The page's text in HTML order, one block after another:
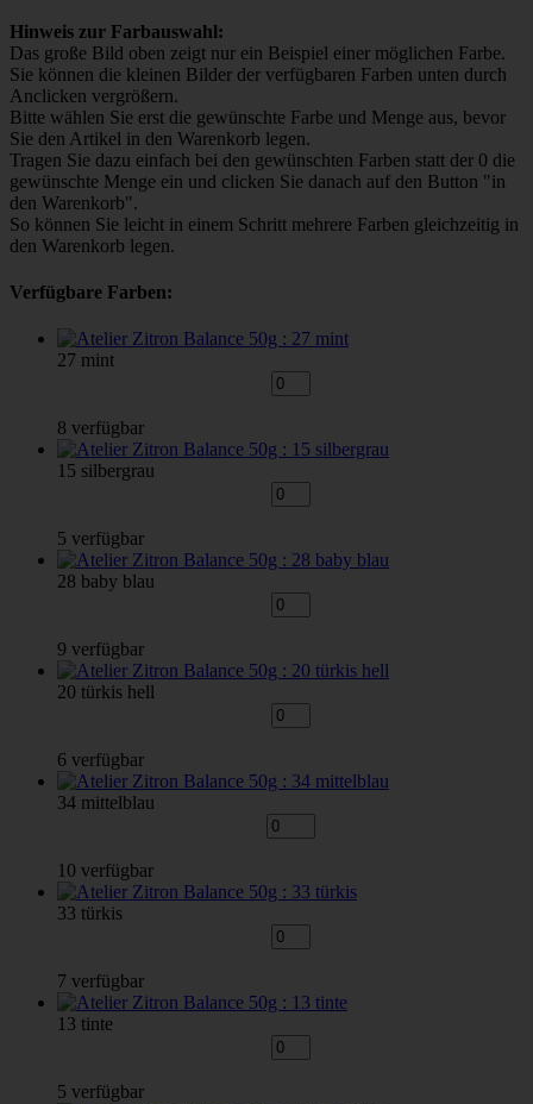
Hinweis zur Farbauswahl:
Das große Bild oben zeigt nur ein Beispiel einer möglichen Farbe.
Sie können die kleinen Bilder der verfügbaren Farben unten durch
Anclicken vergrößern.
Bitte wählen Sie erst die gewünschte Farbe und Menge aus, bevor
Sie den Artikel in den Warenkorb legen.
Tragen Sie dazu einfach bei den gewünschten Farben statt der 0 die
gewünschte Menge ein und clicken Sie danach auf den Button "in
den Warenkorb".
So können Sie leicht in einem Schritt mehrere Farben gleichzeitig in
den Warenkorb legen.
Verfügbare Farben:
27 mint
8 verfügbar
15 silbergrau
5 verfügbar
28 baby blau
9 verfügbar
20 türkis hell
6 verfügbar
34 mittelblau
10 verfügbar
33 türkis
7 verfügbar
13 tinte
5 verfügbar